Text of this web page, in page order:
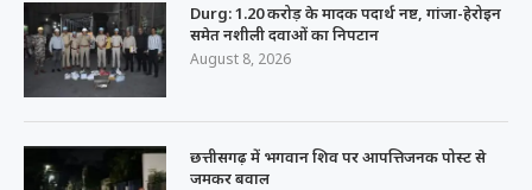
Durg: 1.20 करोड़ के मादक पदार्थ नष्ट, गांजा-हेरोइन
समेत नशीली दवाओं का निपटान
August 8, 2026
छत्तीसगढ़ में भगवान शिव पर आपत्तिजनक पोस्ट से
जमकर बवाल